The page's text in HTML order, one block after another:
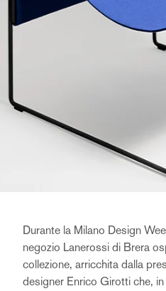
Durante la Milano Design
negozio Lanerossi di Brera
collezione, arricchita dalla
designer Enrico Girotti che,